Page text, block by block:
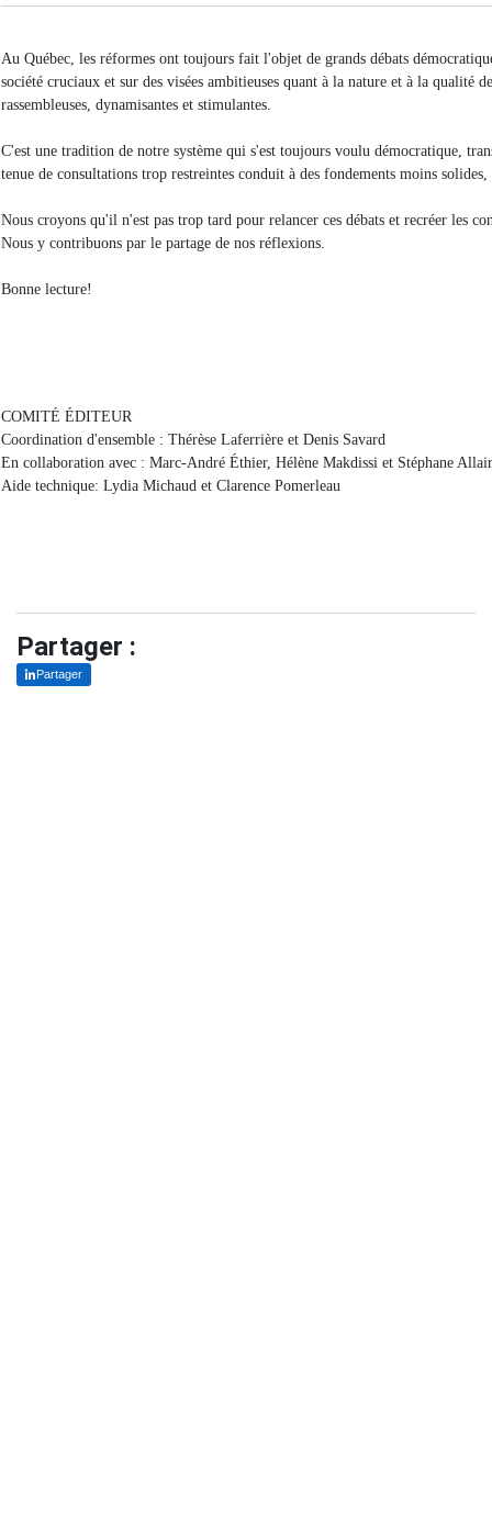
Au Québec, les réformes ont toujours fait l'objet de grands débats
société cruciaux et sur des visées ambitieuses quant à la nature et à la qualité
rassembleuses, dynamisantes et stimulantes.
C'est une tradition de notre système qui s'est toujours voulu démocratique,
tenue de consultations trop restreintes conduit à des fondements moins
Nous croyons qu'il n'est pas trop tard pour relancer ces débats et recréer les
Nous y contribuons par le partage de nos réflexions.
Bonne lecture!
COMITÉ ÉDITEUR
Coordination d'ensemble : Thérèse Laferrière et Denis Savard
En collaboration avec : Marc-André Éthier, Hélène Makdissi et Stéphane
Aide technique: Lydia Michaud et Clarence Pomerleau
Partager :
Partager